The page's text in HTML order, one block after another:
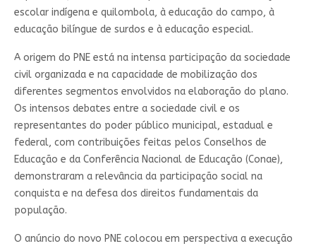
escolar indígena e quilombola, à educação do campo, à
educação bilíngue de surdos e à educação especial.
A origem do PNE está na intensa participação da sociedade
civil organizada e na capacidade de mobilização dos
diferentes segmentos envolvidos na elaboração do plano.
Os intensos debates entre a sociedade civil e os
representantes do poder público municipal, estadual e
federal, com contribuições feitas pelos Conselhos de
Educação e da Conferência Nacional de Educação (Conae),
demonstraram a relevância da participação social na
conquista e na defesa dos direitos fundamentais da
população.
O anúncio do novo PNE colocou em perspectiva a execução